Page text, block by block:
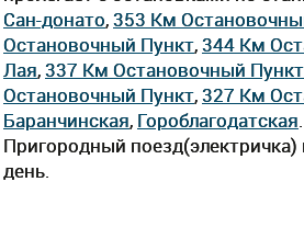
Сан-донато,353 Км
Остановочный Пункт,344 Км
Лая,337 Км Остановочный Пункт
Остановочный Пункт,327 Км
Баранчинская, Гороблагодатская
Пригородный
день.